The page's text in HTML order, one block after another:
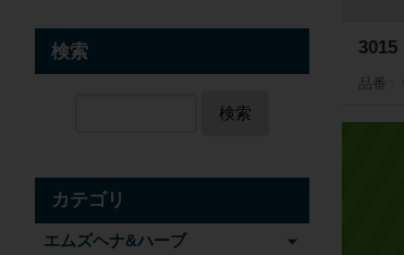
3015
品番
検索
検索
カテゴリ
エムズヘナ&ハーブ